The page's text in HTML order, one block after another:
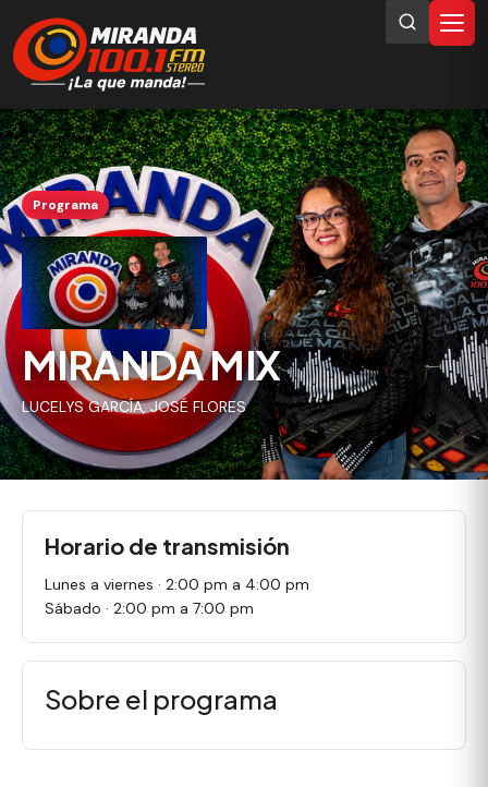
Programa
MIRANDA MIX
LUCELYS GARCÍA, JOSÉ FLORES
Horario de transmisión
Lunes a viernes · 2:00 pm a 4:00 pm
Sábado · 2:00 pm a 7:00 pm
Sobre el programa